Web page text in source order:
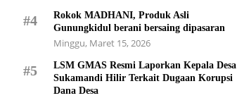
#4
Rokok MADHANI, Produk Asli
Gunungkidul berani bersaing dipasaran
Minggu, Maret 15, 2026
#5
LSM GMAS Resmi Laporkan Kepala Desa
Sukamandi Hilir Terkait Dugaan Korupsi
Dana Desa